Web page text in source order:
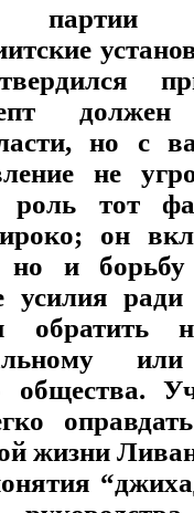
партии
должен
но с
не
тот
он
и борьбу
усилия
общества.
жизни